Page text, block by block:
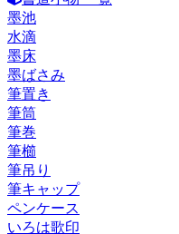
墨池
水滴
墨床
墨ばさみ
筆置き
筆筒
筆巻
筆櫛
筆吊り
筆キャップ
ペンケース
いろは歌印